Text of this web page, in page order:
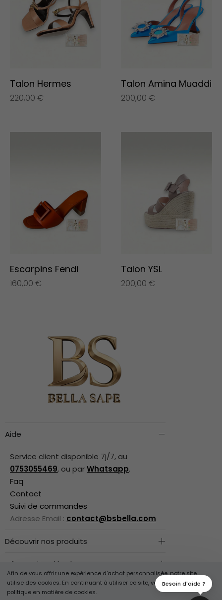
Talon Hermes
220,00 €
Talon Amina Muaddi
200,00 €
Escarpins Fendi
160,00 €
Talon YSL
200,00 €
Aide
Service client disponible 7j/7, au
0753055469, ou parWhatsapp.
Faq
Contact
Suivi de commandes
Adresse Email : contact@bsbella.com
Découvrir nos produits
Informations légales
Suivez-Nous
Afin de vous offrir une expérience d'achat personnalisée, notre site
utilise des cookies. En continuant à utiliser ce site, vous acceptez notre
politique en matière de cookies.
Besoin d'aide ?